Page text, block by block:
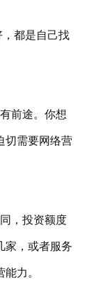
，都是自己找
前途。你想
切需要网络营
，投资额度
家，或者服务
力。